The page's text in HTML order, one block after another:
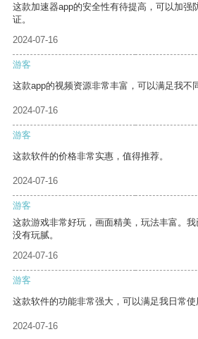
这款加速器app的安全性有待提高，可以加强
证。
2024-07-16
游客
这款app的视频资源非常丰富，可以满足我不
2024-07-16
游客
这款软件的价格非常实惠，值得推荐。
2024-07-16
游客
这款游戏非常好玩，画面精美，玩法丰富。
没有玩腻。
2024-07-16
游客
这款软件的功能非常强大，可以满足我日常使
2024-07-16